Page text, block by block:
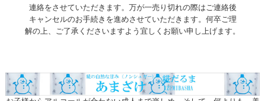
連絡をさせていただきます。万が一売り切れの際はご連絡後
キャンセルのお手続きを進めさせていただきます。何卒ご理
解の上、ご了承くださいますよう宜しくお願い申し上げます。